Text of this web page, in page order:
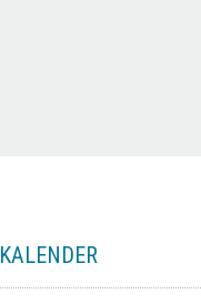
KALENDER